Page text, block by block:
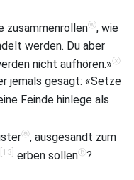
zusammenrollenⓦ, wie
werden. Du aber
nicht aufhören.»ⓧ
jemals gesagt: «Setze
Feinde hinlege als
ⓐ, ausgesandt zum
[13] erben sollenⓑ?